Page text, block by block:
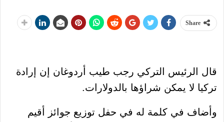
Share
قال الرئيس التركي رجب طيب أردوغان إن إرادة
تركيا لا يمكن شراؤها بالدولارات.
وأضاف في كلمة له في حفل توزيع جوائز أقيم